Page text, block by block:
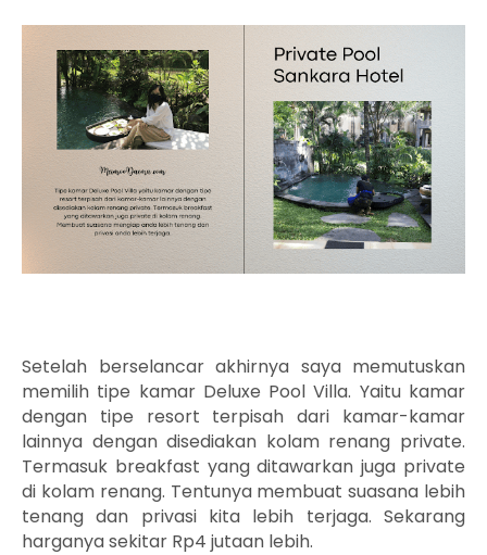
Setelah berselancar akhirnya saya memutuskan
memilih tipe kamar Deluxe PoolVilla. Yaitu kamar
dengan tipe resort terpisah dari kamar-kamar
lainnya dengan disediakan kolam renang private.
Termasuk breakfast yang ditawarkan juga private
di kolam renang. Tentunya membuat suasana lebih
tenang dan privasi kita lebih terjaga. Sekarang
harganya sekitar Rp4 jutaan lebih.